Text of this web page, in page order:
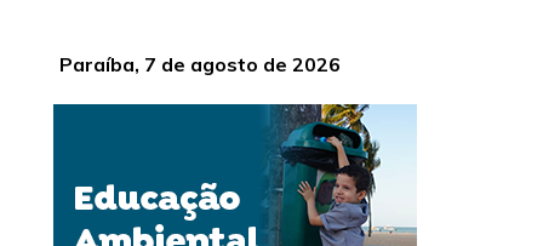
Paraíba, 7 de agosto de 2026